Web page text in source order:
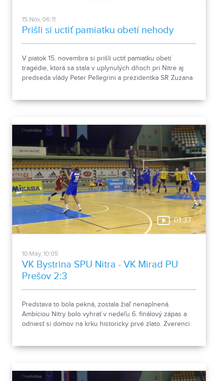
15.Nov, 06:11
Prišli si uctiť pamiatku obetí nehody
V piatok 15. novembra si prišli uctiť pamiatku obetí
tragédie, ktorá sa stala v uplynulých dňoch pri Nitre aj
predseda vlády Peter Pellegrini a prezidentka SR Zuzana
01:37
10.May, 10:05
VK Bystrina SPU Nitra - VK Mirad PU
Prešov 2:3
Predstava to bola pekná, zostala žiaľ nenaplnená.
Ambíciou Nitry bolo vyhrať v nedeľu 6. finálový zápas a
odniesť si domov na krku historicky prvé zlato. Zverenci